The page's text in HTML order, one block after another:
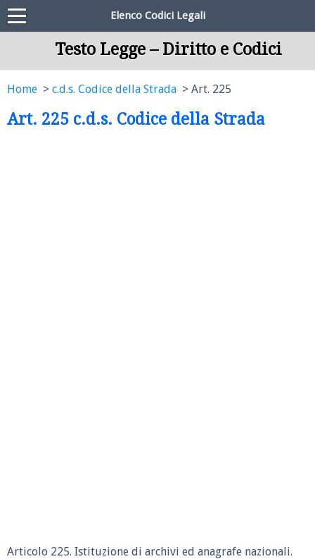
Elenco Codici Legali
Testo Legge – Diritto e Codici
Home c.d.s. Codice della Strada Art. 225
Art. 225 c.d.s. Codice della Strada
Articolo 225. Istituzione di archivi ed anagrafe nazionali.